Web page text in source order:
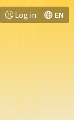
Log in EN